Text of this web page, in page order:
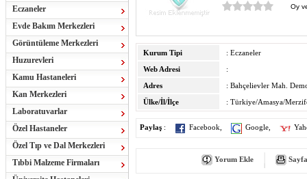
Eczaneler
Evde Bakım Merkezleri
Görüntüleme Merkezleri
Huzurevleri
Kamu Hastaneleri
Kan Merkezleri
Laboratuvarlar
Özel Hastaneler
Özel Tıp ve Dal Merkezleri
Tıbbi Malzeme Firmaları
Oy
Kurum Tipi
: Eczaneler
Web Adresi
:
Adres
: Bahçelievler Mah.
Ülke/İl/İlçe
: Türkiye/Amasya/
Paylaş : Facebook Google
Yorum Ekle